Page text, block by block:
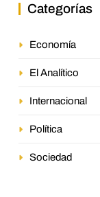
Categorías
Economía
El Analítico
Internacional
Política
Sociedad